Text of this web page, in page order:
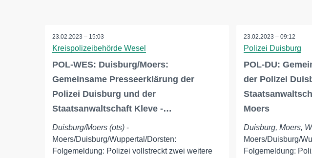
23.02.2023 – 15:03
Kreispolizeibehörde Wesel
POL-WES: Duisburg/Moers:
Gemeinsame Presseerklärung der
Polizei Duisburg und der
Staatsanwaltschaft Kleve -…
Duisburg/Moers (ots) -
Moers/Duisburg/Wuppertal/Dorsten:
Folgemeldung: Polizei vollstreckt zwei weitere
23.02.2023 – 09:12
Polizei Duisburg
POL-DU:
der Polizei
Moers
Duisburg, Moers,
Moers/Duisburg/
Folgemeldung: